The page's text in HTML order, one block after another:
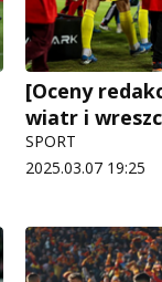
[Oceny
wiatr i
SPORT
2025.03.07 19:25